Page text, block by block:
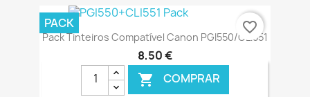
€ ONLINE
Pack Tinteiros Compatível Canon PGI550/CLI551
8,50 €
 COMPRAR
PACK favorite_border